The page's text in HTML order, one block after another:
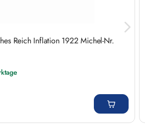
Reich Inflation 1922 Michel-Nr.